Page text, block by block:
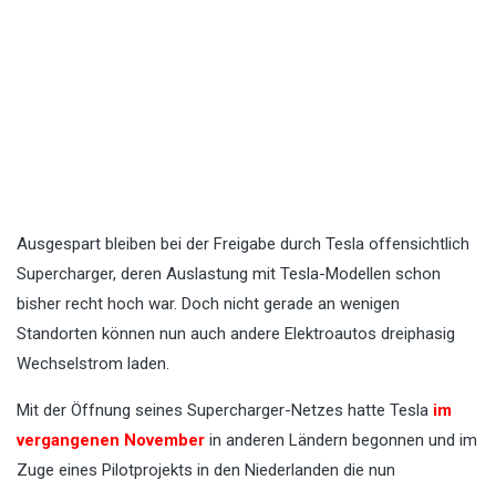
Ausgespart bleiben bei der Freigabe durch Tesla offensichtlich
Supercharger, deren Auslastung mit Tesla-Modellen schon
bisher recht hoch war. Doch nicht gerade an wenigen
Standorten können nun auch andere Elektroautos dreiphasig
Wechselstrom laden.
Mit der Öffnung seines Supercharger-Netzes hatte Tesla im
vergangenen November in anderen Ländern begonnen und im
Zuge eines Pilotprojekts in den Niederlanden die nun